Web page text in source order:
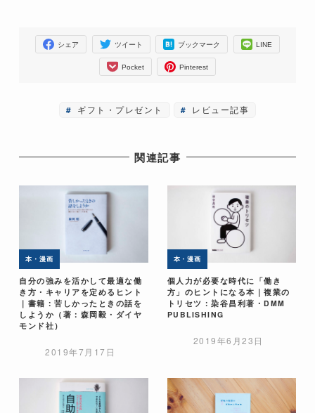
シェア ツイート ブックマーク LINE
Pocket Pinterest
ギフト・プレゼント レビュー記事
関連記事
本・漫画
自分の強みを活かして最適な働
き方・キャリアを定めるヒント
｜書籍：苦しかったときの話を
しようか（著：森岡毅・ダイヤ
モンド社）
2019年7月17日
本・漫画
個人力が必要な時代に「働き
方」のヒントになる本｜複業の
トリセツ：染谷昌利著・DMM
PUBLISHING
2019年6月23日